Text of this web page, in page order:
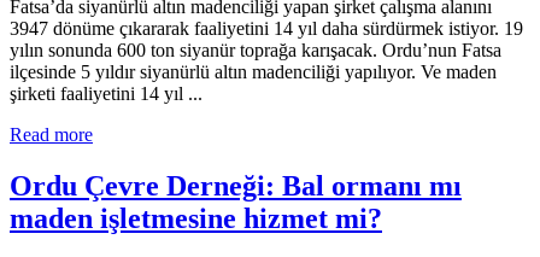
Fatsa’da siyanürlü altın madenciliği yapan şirket çalışma alanını
3947 dönüme çıkararak faaliyetini 14 yıl daha sürdürmek istiyor. 19
yılın sonunda 600 ton siyanür toprağa karışacak. Ordu’nun Fatsa
ilçesinde 5 yıldır siyanürlü altın madenciliği yapılıyor. Ve maden
şirketi faaliyetini 14 yıl ...
Read more
Ordu Çevre Derneği: Bal ormanı mı
maden işletmesine hizmet mi?